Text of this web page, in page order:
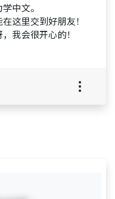
中文。
这里交到好朋友！
我会很开心的！